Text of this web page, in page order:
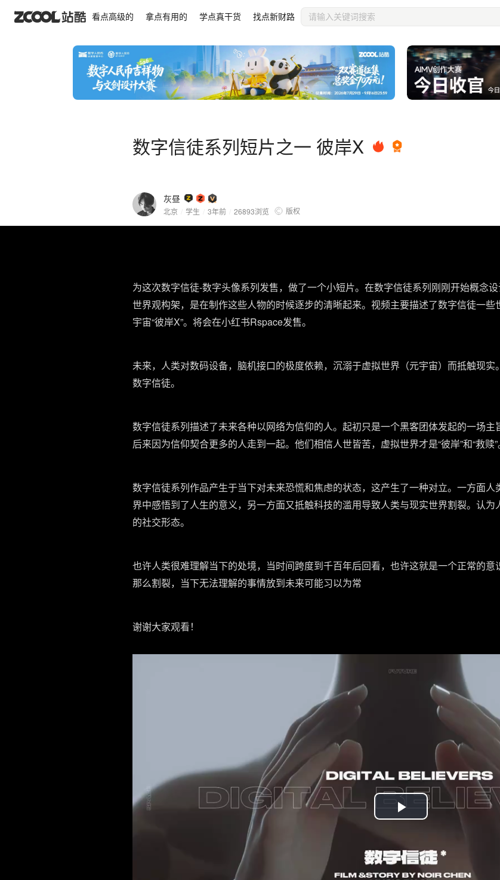
看点高级的 拿点有用的 学点真干货 找点新财路
数字信徒系列短片之一 彼岸X
灰昼
北京 学生 3年前 26893浏览 版权
数字信徒系列短片之一 彼岸X
为这次数字信徒-数字头像系列发售，做了一个小短片。在数字信徒系列刚刚开始概念
世界观构架，是在制作这些人物的时候逐步的清晰起来。视频主要描述了数字信徒一
宇宙“彼岸X”。将会在小红书Rspace发售。
未来，人类对数码设备，脑机接口的极度依赖，沉溺于虚拟世界（元宇宙）而抵触现
数字信徒。
数字信徒系列描述了未来各种以网络为信仰的人。起初只是一个黑客团体发起的一场
后来因为信仰契合更多的人走到一起。他们相信人世皆苦，虚拟世界才是“彼岸”和“救赎”
数字信徒系列作品产生于当下对未来恐慌和焦虑的状态，这产生了一种对立。一方面
界中感悟到了人生的意义，另一方面又抵触科技的滥用导致人类与现实世界割裂。认
的社交形态。
也许人类很难理解当下的处境，当时间跨度到千百年后回看，也许这就是一个正常的
那么割裂，当下无法理解的事情放到未来可能习以为常
谢谢大家观看！
Play
Video